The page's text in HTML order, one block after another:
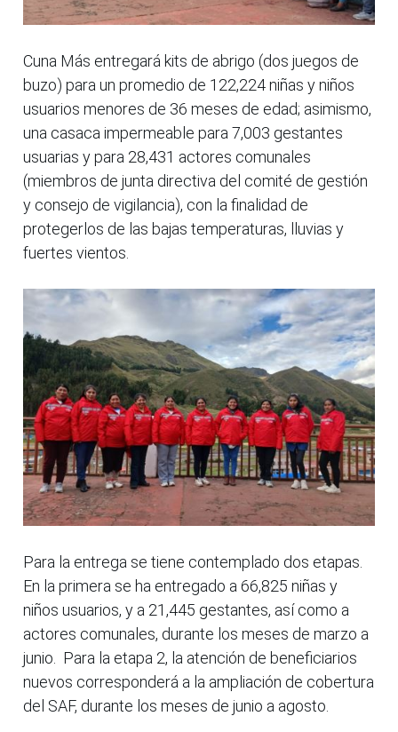
Cuna Más entregará kits de abrigo (dos juegos de
buzo) para un promedio de 122,224 niñas y niños
usuarios menores de 36 meses de edad; asimismo,
una casaca impermeable para 7,003 gestantes
usuarias y para 28,431 actores comunales
(miembros de junta directiva del comité de gestión
y consejo de vigilancia), con la finalidad de
protegerlos de las bajas temperaturas, lluvias y
fuertes vientos.
Para la entrega se tiene contemplado dos etapas.
En la primera se ha entregado a 66,825 niñas y
niños usuarios, y a 21,445 gestantes, así como a
actores comunales, durante los meses de marzo a
junio. Para la etapa 2, la atención de beneficiarios
nuevos corresponderá a la ampliación de cobertura
del SAF, durante los meses de junio a agosto.